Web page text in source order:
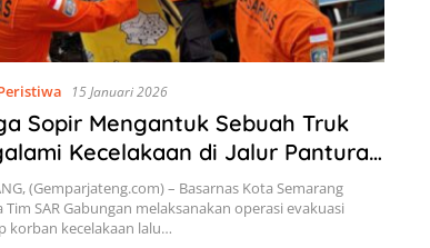
15 Januari 2026
Sopir Mengantuk Sebuah Truk
Kecelakaan di Jalur Pantura
Kendal, Satu Orang
Dunia
(Gemparjateng.com) – Basarnas Kota Semarang
Tim SAR Gabungan melaksanakan operasi evakuasi
korban kecelakaan lalu…